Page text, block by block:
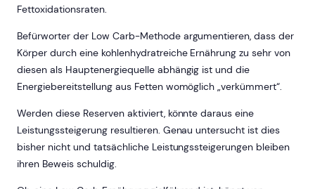
Fettoxidationsraten.
Befürworter der Low Carb-Methode argumentieren, dass der
Körper durch eine kohlenhydratreiche Ernährung zu sehr von
diesen als Hauptenergiequelle abhängig ist und die
Energiebereitstellung aus Fetten womöglich „verkümmert“.
Werden diese Reserven aktiviert, könnte daraus eine
Leistungssteigerung resultieren. Genau untersucht ist dies
bisher nicht und tatsächliche Leistungssteigerungen bleiben
ihren Beweis schuldig.